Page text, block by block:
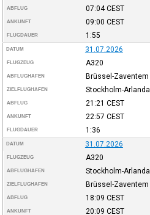
ABFLUG 07:04CEST
ANKUNFT 09:00 CEST
FLUGDAUER 1:55
DATUM 31.07.2026
FLUGZEUG A320
ABFLUGHAFEN Brüssel-Zaventem
ZIELFLUGHAFEN Stockholm-Arlanda
ABFLUG 21:21 CEST
ANKUNFT 22:57 CEST
FLUGDAUER 1:36
DATUM 31.07.2026
FLUGZEUG A320
ABFLUGHAFEN Stockholm-Arlanda
ZIELFLUGHAFEN Brüssel-Zaventem
ABFLUG 18:09 CEST
ANKUNFT 20:09 CEST